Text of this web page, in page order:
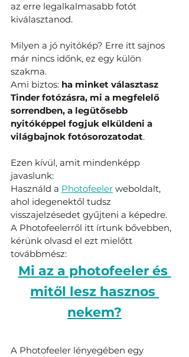
az erre legalkalmasabb fotót
kiválasztanod.
Milyen a jó nyitókép? Erre itt sajnos
már nincs időnk, ez egy külön
szakma.
Ami biztos: ha minket választasz
Tinder fotózásra, mi a megfelelő
sorrendben, a legütősebb
nyitóképpel fogjuk elküldeni a
világbajnok fotósorozatodat.
Ezen kívül, amit mindenképp
javaslunk:
Használd a Photofeeler weboldalt,
ahol idegenektől tudsz
visszajelzésedet gyűjteni a képedre.
A Photofeelerről itt írtunk bővebben,
kérünk olvasd el ezt mielőtt
továbbmész:
Mi az a photofeeler és
mitől lesz hasznos
nekem?
A Photofeeler lényegében egy